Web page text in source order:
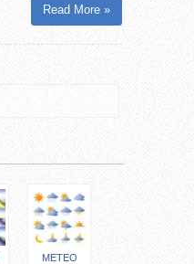
Read More »
METEO